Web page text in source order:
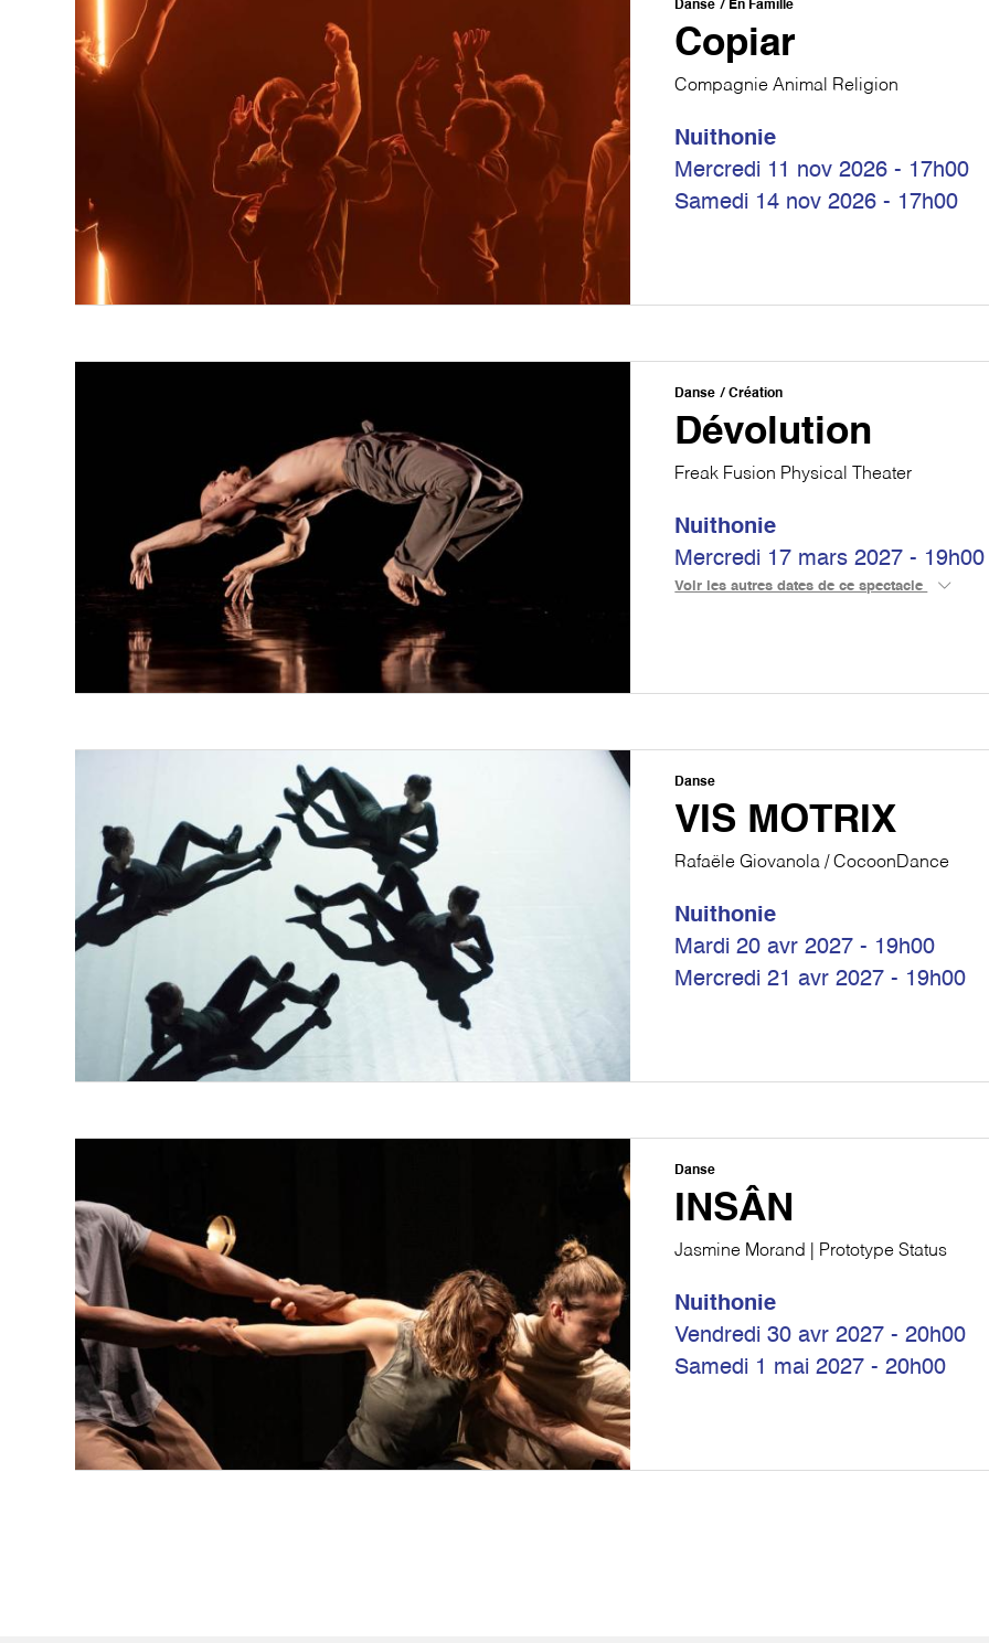
Danse En Famille
Copiar
Compagnie Animal Religion
Nuithonie
Mercredi 11 nov 2026 - 17h00
Samedi 14 nov 2026 - 17h00
Danse Création
Dévolution
Freak Fusion Physical Theater
Nuithonie
Mercredi 17 mars 2027 - 19h00
Voir les autres dates de ce spectacle
Danse
VIS MOTRIX
Rafaële Giovanola / CocoonDance
Nuithonie
Mardi 20 avr 2027 - 19h00
Mercredi 21 avr 2027 - 19h00
Danse
INSÂN
Jasmine Morand | Prototype Status
Nuithonie
Vendredi 30 avr 2027 - 20h00
Samedi 1 mai 2027 - 20h00